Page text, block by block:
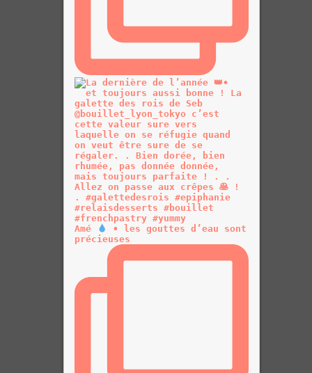
Amé
• les gouttes d’eau sont
précieuses